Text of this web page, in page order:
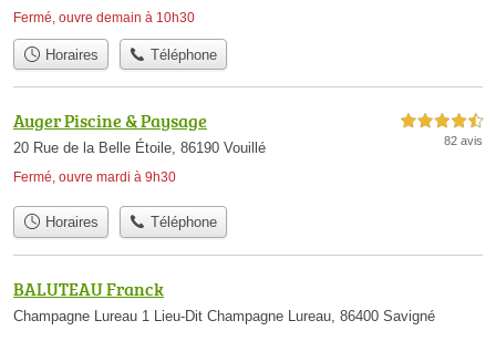
Fermé, ouvre demain à 10h30
Horaires Téléphone
Auger Piscine & Paysage
20 Rue de la Belle Étoile, 86190 Vouillé
Fermé, ouvre mardi à 9h30
4,5 étoiles sur 5
82 avis
Horaires Téléphone
BALUTEAU Franck
Champagne Lureau 1 Lieu-Dit Champagne Lureau, 86400 Savigné